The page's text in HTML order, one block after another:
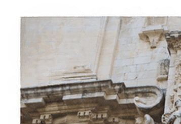
Italiano English Français Deutsch